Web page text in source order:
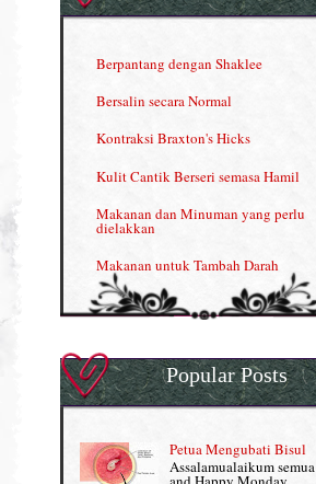
Herbal Blend the Magic Cream
Nutrisi untuk Ikhtiar Hamil
OMEGA GUARD
Omega Guard: EPA & DHA for kids
OSTEMATRIX
Pantang Larang dalam Pengambilan
Vitamin
Penjagaan Rambut: Prosante Hair Care
Persediaan Haji & Umrah
Berpantang dengan Shaklee
Bersalin secara Normal
Kontraksi Braxton's Hicks
Kulit Cantik Berseri semasa Hamil
Makanan dan Minuman yang perlu
dielakkan
Makanan untuk Tambah Darah
Masalah HB rendah?
Normal VS Czer
Pemakanan Semasa Hamil
Penyusuan Bayi
Popular Posts
Petua Mengubati Bisul
Assalamualaikum semua